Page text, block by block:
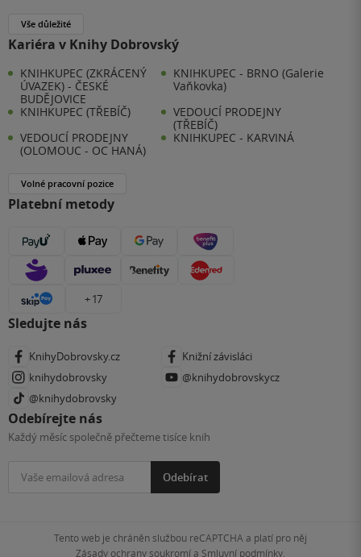
Vše důležité
Kariéra v Knihy Dobrovský
KNIHKUPEC (ZKRÁCENÝ
ÚVAZEK) - ČESKÉ
BUDĚJOVICE
KNIHKUPEC - BRNO (Galerie
Vaňkovka)
KNIHKUPEC (TŘEBÍČ)
VEDOUCÍ PRODEJNY
(TŘEBÍČ)
VEDOUCÍ PRODEJNY
(OLOMOUC - OC HANÁ)
KNIHKUPEC - KARVINÁ
Volné pracovní pozice
Platební metody
+ 17
Sledujte nás
KnihyDobrovsky.cz
Knižní závisláci
knihydobrovsky
@knihydobrovskycz
@knihydobrovsky
Odebírejte nás
Každý měsíc společně přečteme tisíce knih
Odebírat
Tento web je chráněn službou reCAPTCHA a platí pro něj
Zásady ochrany soukromía Smluvní podmínky